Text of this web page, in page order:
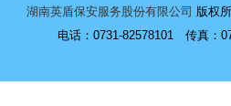
湖南英盾保安服务股份有限公司 版权
电话：0731-82578101 传真：